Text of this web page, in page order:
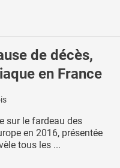
de décès,
en France
sur le fardeau des
en 2016, présentée
tous les ...